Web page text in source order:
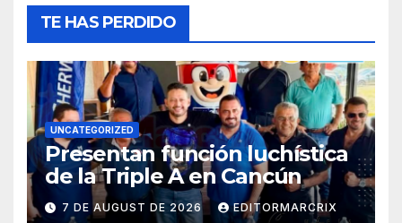
TE HAS PERDIDO
UNCATEGORIZED
Presentan función luchística
de la Triple A en Cancún
7 DE AUGUST DE 2026 EDITORMARCRIX